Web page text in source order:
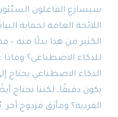
سيسارع الفاعلون
الكثير من هذا بدلًا منه –
للذكاء الاصطناعي؟
الذكاء الاصطناعي يحتاج
يكون دقيقًا، لكننا نحتاج
الفردية؟ ومأزق مزدوج